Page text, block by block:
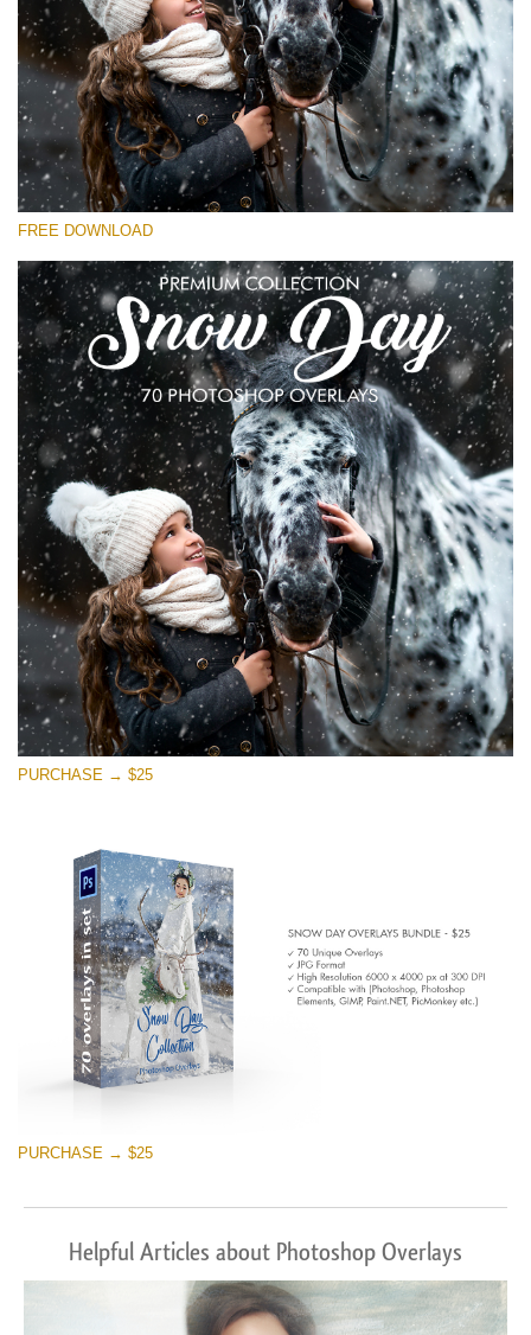
कृपया चुने
Free Snow Overlay #24
Small 800*533px
Snowy Day (30 Overlays)
Large 6000*4000px
Large 6000*4000px
Entire Collection
(1783 Overlays)
Large 6000*4000px
मुफ्त डाउनलोड
FREE DOWNLOAD
PURCHASE → $25
PURCHASE → $25
Helpful Articles about Photoshop Overlays